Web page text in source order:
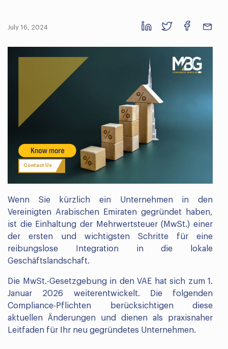
July 16, 2024
Contact Us
Wenn Sie kürzlich ein Unternehmen in den
Vereinigten Arabischen Emiraten gegründet haben,
ist die Einhaltung der Mehrwertsteuer (MwSt.) einer
der ersten und wichtigsten Schritte für eine
reibungslose Integration in die lokale
Geschäftslandschaft.
Die MwSt.-Gesetzgebung in den VAE hat sich zum 1.
Januar 2026 weiterentwickelt. Die folgenden
Compliance-Pflichten berücksichtigen diese
aktuellen Änderungen und dienen als praxisnaher
Leitfaden für Ihr neu gegründetes Unternehmen.